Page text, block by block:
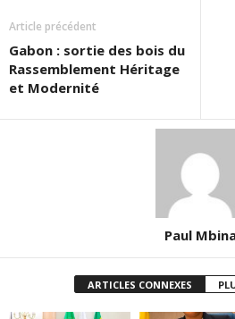
Article précédent
Gabon : sortie des bois du
Rassemblement Héritage
et Modernité
Paul
ARTICLES CONNEXES